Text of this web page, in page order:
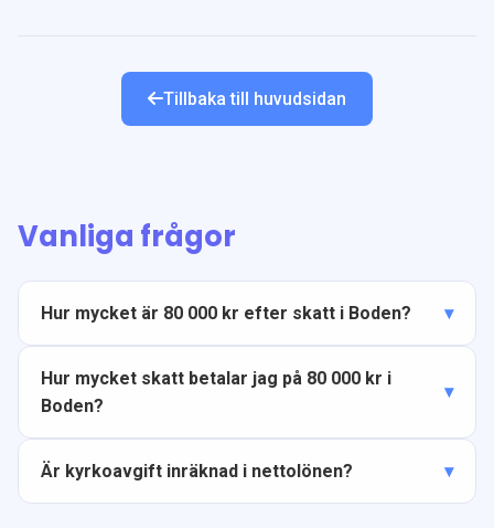
Tillbaka till huvudsidan
Vanliga frågor
Hur mycket är 80 000 kr efter skatt i Boden?
Hur mycket skatt betalar jag på 80 000 kr i
Boden?
Är kyrkoavgift inräknad i nettolönen?